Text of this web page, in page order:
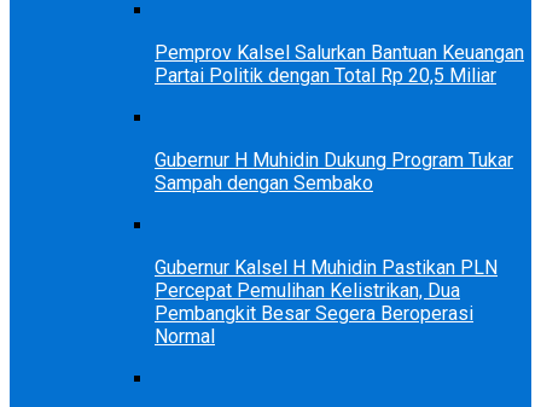
Pemprov Kalsel Salurkan Bantuan Keuangan
Partai Politik dengan Total Rp 20,5 Miliar
Gubernur H Muhidin Dukung Program Tukar
Sampah dengan Sembako
Gubernur Kalsel H Muhidin Pastikan PLN
Percepat Pemulihan Kelistrikan, Dua
Pembangkit Besar Segera Beroperasi
Normal